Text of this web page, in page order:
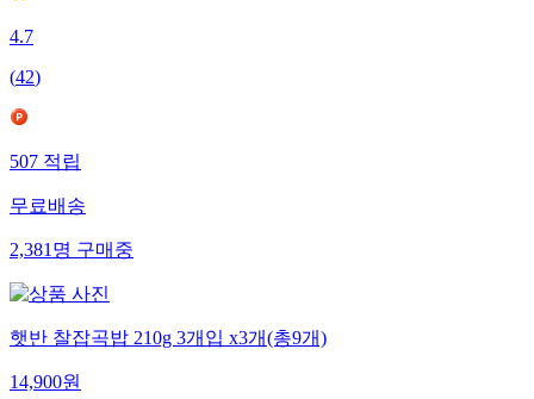
4.7
(42)
507적립
무료배송
2,381명구매중
햇반 찰잡곡밥 210g 3개입 x3개(총9개)
14,900원